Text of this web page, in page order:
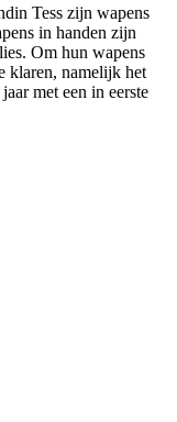
Tess zijn wapens
in handen zijn
Om hun wapens
klaren, namelijk het
met een in eerste